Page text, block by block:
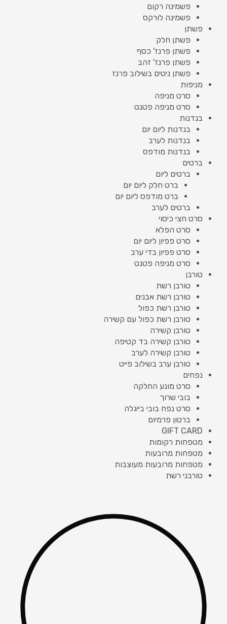
פשמינה רקום
פשמינה לורקס
פשתן
פשתן חלק
פשתן פרנז' כסף
פשתן פרנז' זהב
פשתן ניטים בשילוב פרנז
מניפות
סרט מניפה
סרט מניפה פטנט
בנדנות
בנדנות ליום יום
בנדנות לערב
בנדנות מודפס
ברטים
ברטים ליום
ברט חלק ליום יום
ברט מודפס ליום יום
ברטים לערב
סרט חצי כיסוי
סרט הפלא
סרט פפיון ליום יום
סרט פפיון בדי ערב
סרט מניפה פטנט
טורבן
טורבן רשת
טורבן רשת אבנים
טורבן רשת כפול
טורבן רשת כפול עם קשירה
טורבן קשירה
טורבן קשירה בד קטיפה
טורבן קשירה לערב
טורבן ערב בשילוב פייט
נפחים
סרט מונע החלקה
בובי שרוך
סרט נפח בובי בייגלה
ברטון פרמיום
GIFT CARD
מטפחות רקומות
מטפחות מרובעות
מטפחות מרובעות מעוצבות
טורבני רשת